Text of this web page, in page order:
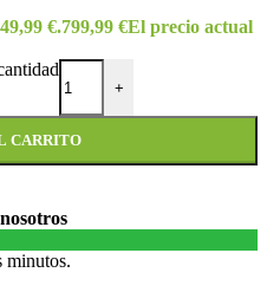
€.799,99 €El precio actual
+
CARRITO
minutos.